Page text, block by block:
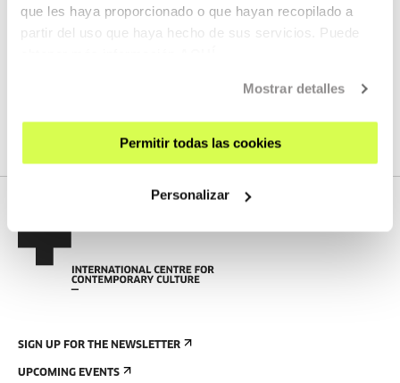
que les haya proporcionado o que hayan recopilado a
partir del uso que haya hecho de sus servicios. Puede
Mostrar detalles
Permitir todas las cookies
Personalizar
NEXT LIVE STREAMS
We do not have any new streams scheduled
SIGN UP FOR THE NEWSLETTER
UPCOMING EVENTS